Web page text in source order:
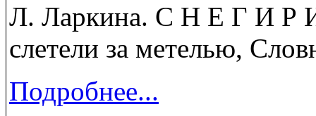
Л. Ларкина. C Н Е Г И Р
слетели за метелью,
Подробнее...